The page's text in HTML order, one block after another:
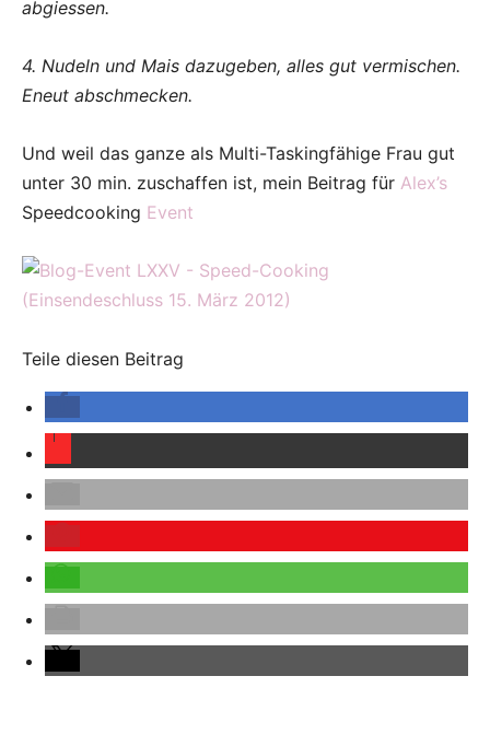
abgiessen.
4. Nudeln und Mais dazugeben, alles gut vermischen.
Eneut abschmecken.
Und weil das ganze als Multi-Taskingfähige Frau gut
unter 30 min. zuschaffen ist, mein Beitrag für Alex’s
Speedcooking Event
Teile diesen Beitrag